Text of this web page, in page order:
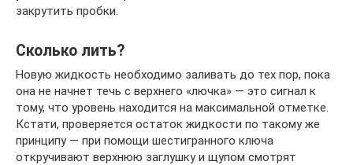
закрутить пробки.
Сколько лить?
Новую жидкость необходимо заливать до тех пор, пока
она не начнет течь с верхнего «лючка» — это сигнал к
тому, что уровень находится на максимальной отметке.
Кстати, проверяется остаток жидкости по такому же
принципу — при помощи шестигранного ключа
откручивают верхнюю заглушку и щупом смотрят